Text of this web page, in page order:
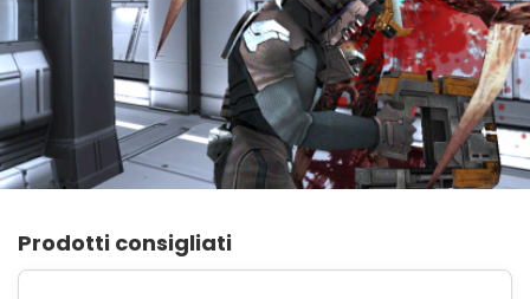
Prodotti consigliati